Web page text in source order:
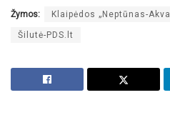
Žymos: Klaipėdos „Neptūnas-
Šilutė-PDS.lt